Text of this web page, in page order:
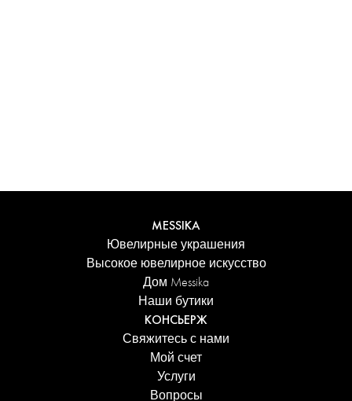
ПОДРОБНЕЕ
MESSIKA
Ювелирные украшения
Высокое ювелирное искусство
Дом Messika
Наши бутики
КОНСЬЕРЖ
Свяжитесь с нами
Мой счет
Услуги
Вопросы